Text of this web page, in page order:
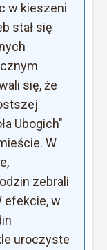
w kieszeni
stał się
się, że
Ubogich"
W
zebrali
efekcie, w
uroczyste